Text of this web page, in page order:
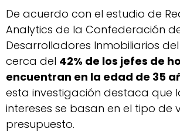
De acuerdo con el estudio de
Analytics de la Confederación
Desarrolladores Inmobiliarios del
cerca del 42% de los jefes de
encuentran en la edad de 35
esta investigación destaca que
intereses se basan en el tipo de
presupuesto.